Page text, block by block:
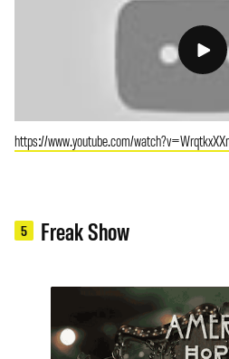
https://www.youtube.com/
5 Freak Show